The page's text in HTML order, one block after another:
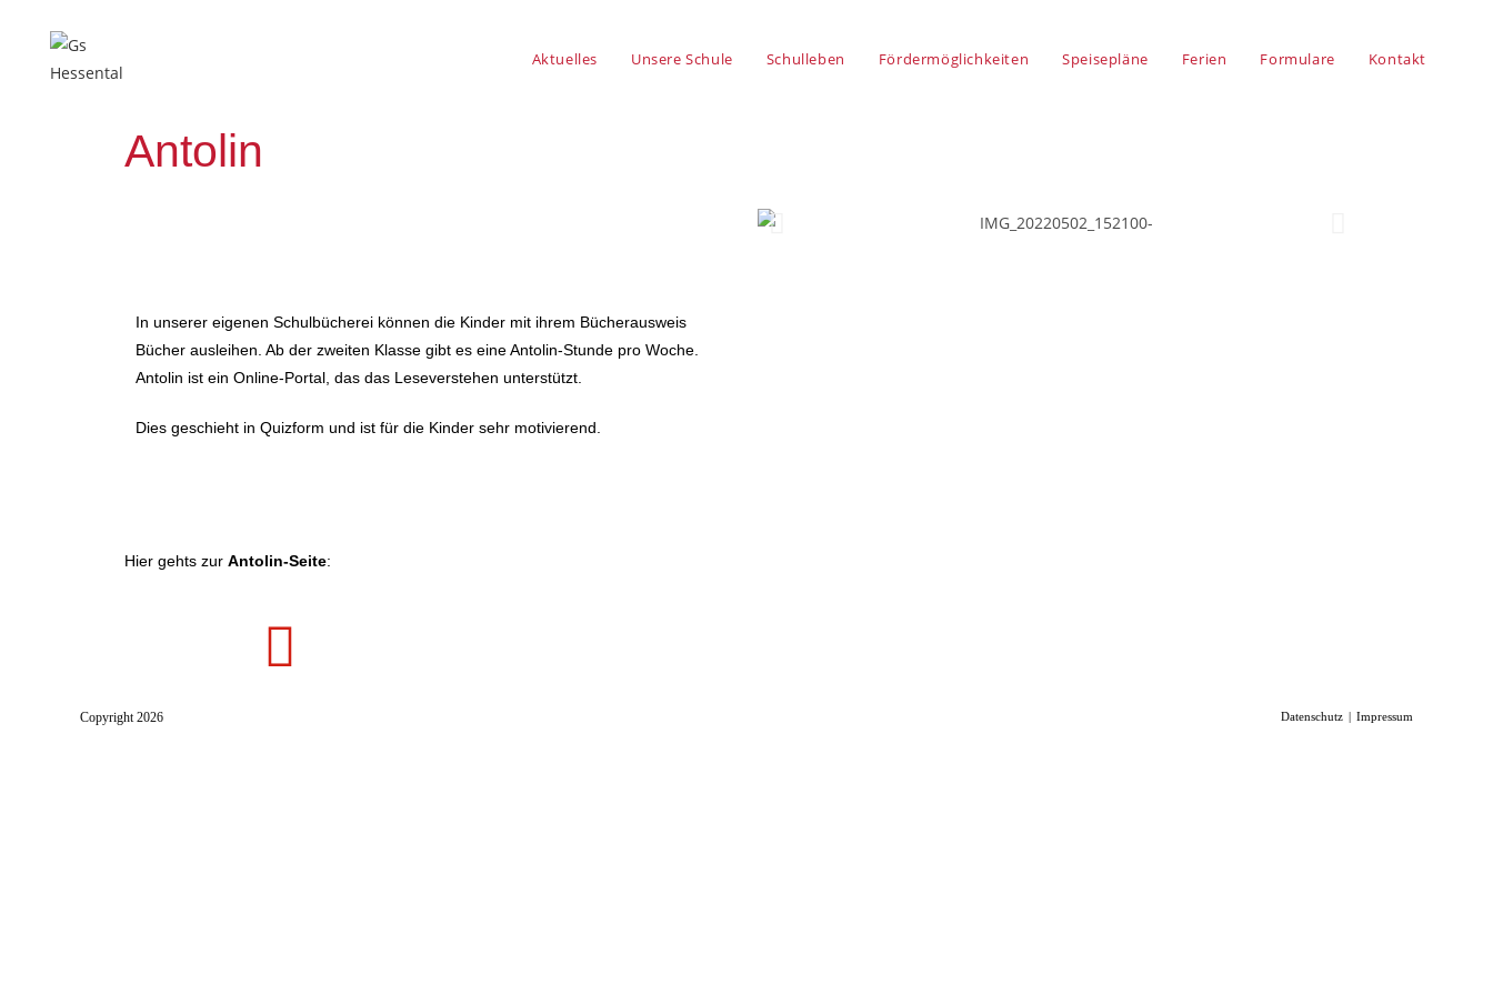
Aktuelles Unsere Schule Schulleben Fördermöglichkeiten Speisepläne Ferien Formulare Kontakt
Antolin
In unserer eigenen Schulbücherei können die Kinder mit ihrem Bücherausweis
Bücher ausleihen. Ab der zweiten Klasse gibt es eine Antolin-Stunde pro Woche.
Antolin ist ein Online-Portal, das das Leseverstehen unterstützt.
Dies geschieht in Quizform und ist für die Kinder sehr motivierend.
Hier gehts zur Antolin-Seite:
Datenschutz Impressum
Copyright 2026